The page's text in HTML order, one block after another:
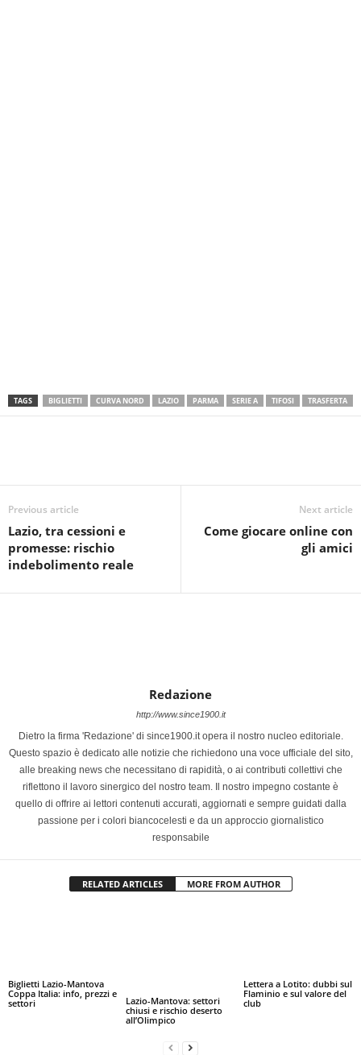
TAGS BIGLIETTI CURVA NORD LAZIO PARMA SERIE A TIFOSI TRASFERTA
Previous article
Lazio, tra cessioni e
promesse: rischio
indebolimento reale
Next article
Come giocare online con
gli amici
Redazione
http://www.since1900.it
Dietro la firma 'Redazione' di since1900.it opera il nostro nucleo editoriale.
Questo spazio è dedicato alle notizie che richiedono una voce ufficiale del sito,
alle breaking news che necessitano di rapidità, o ai contributi collettivi che
riflettono il lavoro sinergico del nostro team. Il nostro impegno costante è
quello di offrire ai lettori contenuti accurati, aggiornati e sempre guidati dalla
passione per i colori biancocelesti e da un approccio giornalistico
responsabile
RELATED ARTICLES MORE FROM AUTHOR
Biglietti Lazio-Mantova
Coppa Italia: info, prezzi e
settori
Lazio-Mantova: settori
chiusi e rischio deserto
all’Olimpico
Lettera a Lotito: dubbi sul
Flaminio e sul valore del
club